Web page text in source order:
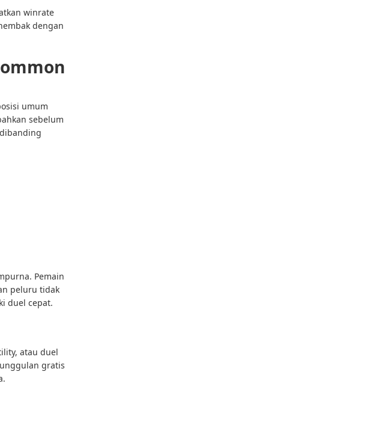
winrate
dengan
umum
sebelum
Pemain
peluru tidak
duel cepat.
atau duel
gratis